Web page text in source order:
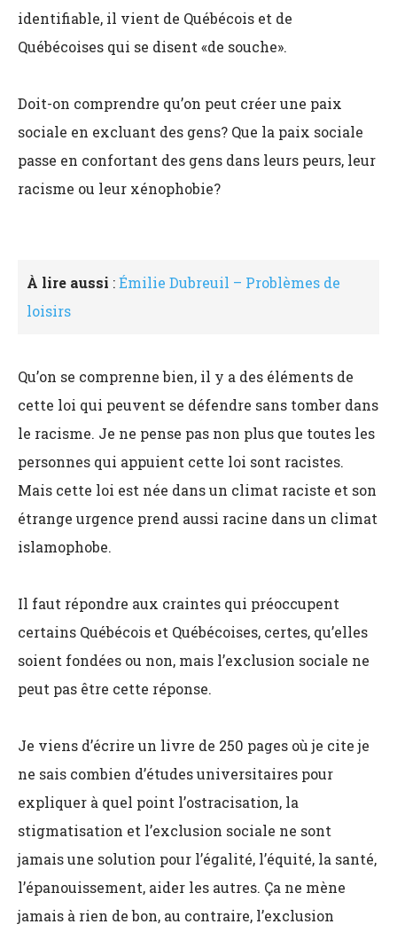
identifiable, il vient de Québécois et de
Québécoises qui se disent «de souche».
Doit-on comprendre qu’on peut créer une paix
sociale en excluant des gens? Que la paix sociale
passe en confortant des gens dans leurs peurs, leur
racisme ou leur xénophobie?
À lire aussi :Émilie Dubreuil – Problèmes de
loisirs
Qu’on se comprenne bien, il y a des éléments de
cette loi qui peuvent se défendre sans tomber dans
le racisme. Je ne pense pas non plus que toutes les
personnes qui appuient cette loi sont racistes.
Mais cette loi est née dans un climat raciste et son
étrange urgence prend aussi racine dans un climat
islamophobe.
Il faut répondre aux craintes qui préoccupent
certains Québécois et Québécoises, certes, qu’elles
soient fondées ou non, mais l’exclusion sociale ne
peut pas être cette réponse.
Je viens d’écrire un livre de 250 pages où je cite je
ne sais combien d’études universitaires pour
expliquer à quel point l’ostracisation, la
stigmatisation et l’exclusion sociale ne sont
jamais une solution pour l’égalité, l’équité, la santé,
l’épanouissement, aider les autres. Ça ne mène
jamais à rien de bon, au contraire, l’exclusion